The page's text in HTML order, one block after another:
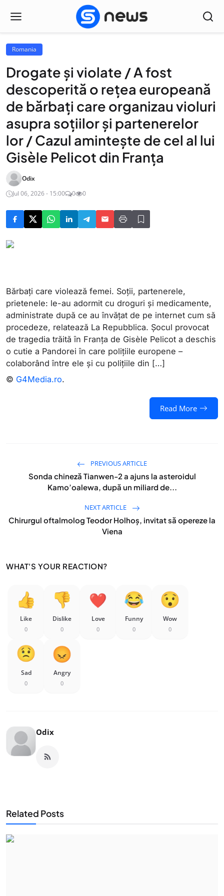
Romania
Drogate și violate / A fost
descoperită o rețea europeană
de bărbați care organizau violuri
asupra soțiilor și partenerelor
lor / Cazul amintește de cel al lui
Gisèle Pelicot din Franța
Odix
Jul 06, 2026 - 15:00
0 0
Bărbați care violează femei. Soții, partenerele,
prietenele: le-au adormit cu droguri și medicamente,
administrate după ce au învățat de pe internet cum să
procedeze, relatează La Repubblica. Șocul provocat
de tragedia trăită în Franța de Gisèle Pelicot a deschis
o cutie a Pandorei în care polițiile europene –
colaborând între ele și cu polițiile din […]
© G4Media.ro.
Read More
PREVIOUS ARTICLE
Sonda chineză Tianwen-2 a ajuns la asteroidul
Kamo’oalewa, după un miliard de...
NEXT ARTICLE
Chirurgul oftalmolog Teodor Holhoș, invitat să opereze la
Viena
WHAT'S YOUR REACTION?
Like
0
Dislike
0
Love
0
Funny
0
Wow
0
Sad
0
Angry
0
Odix
Related Posts